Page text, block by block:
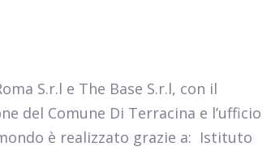
S.r.l e The Base S.r.l, con il
del Comune Di Terracina e l’ufficio
è realizzato grazie a: Istituto